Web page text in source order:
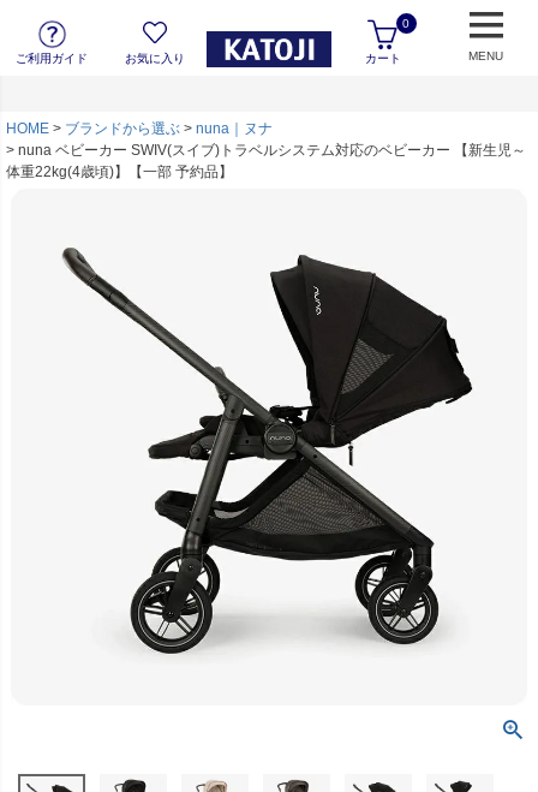
ご利用ガイド お気に入り カート
0
MENU
HOME ブランドから選ぶ
nuna｜ヌナ
nuna ベビーカー SWIV(スイブ)トラベルシステム対応のベビーカー 【新生児～
体重22kg(4歳頃)】【一部 予約品】